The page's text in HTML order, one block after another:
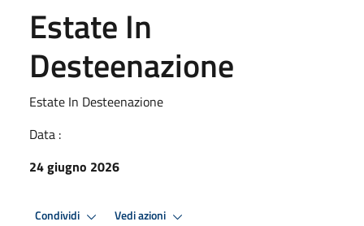
Estate In
Desteenazione
Estate In Desteenazione
Data :
24 giugno 2026
Condividi Vedi azioni